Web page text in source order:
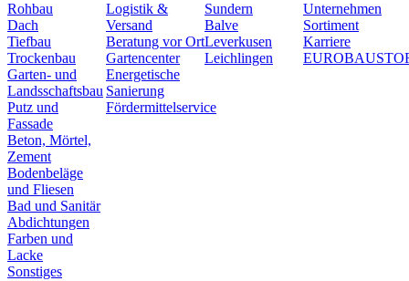
Rohbau
Dach
Tiefbau
Trockenbau
Garten- und
Landsschaftsbau
Putz und
Fassade
Beton, Mörtel,
Zement
Bodenbeläge
und Fliesen
Bad und Sanitär
Abdichtungen
Farben und
Lacke
Sonstiges
Logistik &
Versand
Beratung vor Ort
Gartencenter
Energetische
Sanierung
Fördermittelservice
Sundern
Balve
Leverkusen
Leichlingen
Unternehmen
Sortiment
Karriere